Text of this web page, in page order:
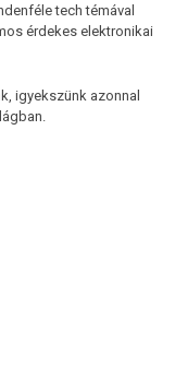
tech témával
érdekes elektronikai
igyekszünk azonnal